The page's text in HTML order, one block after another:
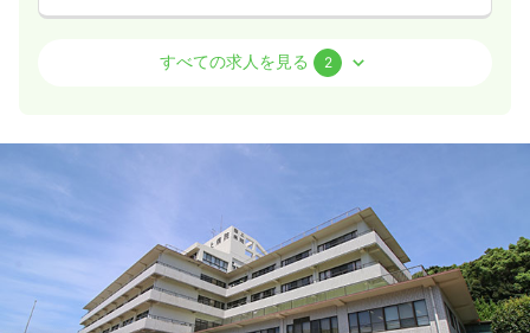
正・准看護師
ブランク可 第二新卒可 月給22万円以上可
気になる 詳細を見る
すべての求人を見る 2